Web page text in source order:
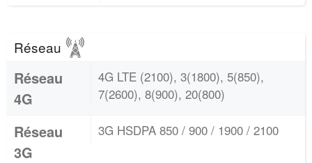
Réseau
Réseau
4G
4G LTE (2100), 3(1800), 5(850),
7(2600), 8(900), 20(800)
Réseau
3G
3G HSDPA 850 / 900 / 1900 / 2100